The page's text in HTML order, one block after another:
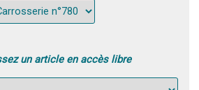
un article en accès libre